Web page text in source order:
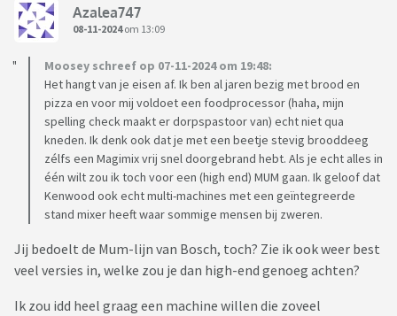
Azalea747
08-11-2024om 13:09
Moosey schreef op 07-11-2024 om 19:48:
Het hangt van je eisen af. Ik ben al jaren bezig met brood en
pizza en voor mij voldoet een foodprocessor (haha, mijn
spelling check maakt er dorpspastoor van) echt niet qua
kneden. Ik denk ook dat je met een beetje stevig brooddeeg
zélfs een Magimix vrij snel doorgebrand hebt. Als je echt alles in
één wilt zou ik toch voor een (high end) MUM gaan. Ik geloof dat
Kenwood ook echt multi-machines met een geïntegreerde
stand mixer heeft waar sommige mensen bij zweren.
Jij bedoelt de Mum-lijn van Bosch, toch? Zie ik ook weer best
veel versies in, welke zou je dan high-end genoeg achten?
Ik zou idd heel graag een machine willen die zoveel